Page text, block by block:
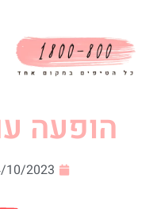
הופעה
10/2023